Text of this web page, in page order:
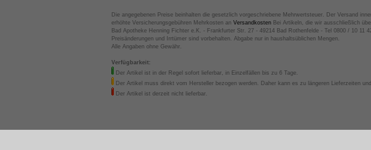
Die angegebenen Preise beinhalten die gesetzlich vorgeschriebene Mehrwertsteuer. Der Versand
erhöhte Versicherungsgebühren Mehrkosten an Versandkosten Bei Artikeln, die wir ausschließlich
Bad Apotheke Henning Fichter e.K. - Frankfurter Str. 27 - 49214 Bad Rothenfelde - Tel 0800 / 10 11
Preisänderungen und Irrtümer sind vorbehalten. Abgabe nur in haushaltsüblichen Mengen.
Alle Angaben ohne Gewähr.
Verfügbarkeit:
Der Artikel ist in der Regel sofort lieferbar, in Einzelfällen bis zu 6 Tage.
Der Artikel muss direkt vom Hersteller bezogen werden. Daher kann es zu längeren Lieferzeiten
Der Artikel ist derzeit nicht lieferbar.